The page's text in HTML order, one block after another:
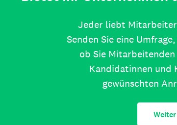
Jeder liebt
Senden Sie eine
ob Sie
Kandidatinnen und
gewünschten
Weiter